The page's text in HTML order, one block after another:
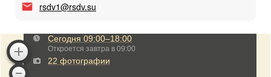
rsdv1@rsdv.su